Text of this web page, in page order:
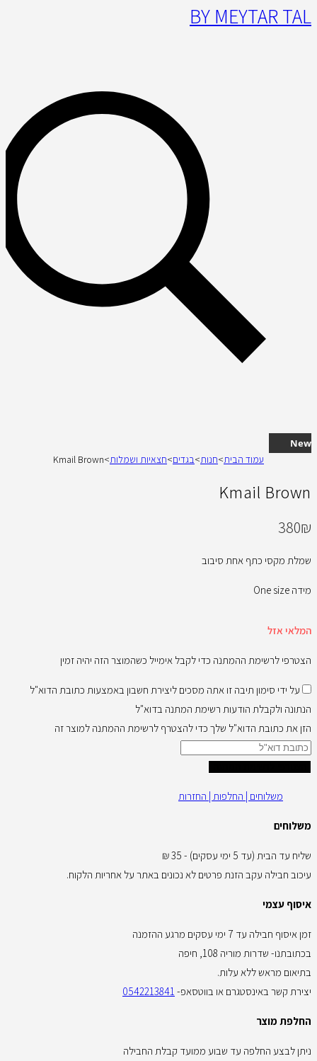
BY MEYTAR TAL
New
עמוד הבית>חנות>בגדים>חצאיות ושמלות>
Kmail Brown
Kmail Brown
380₪
שמלת מקסי כתף אחת סיבוב
מידה One size
המלאי אזל
הצטרפי לרשימת ההמתנה כדי לקבל אימייל כשהמוצר הזה יהיה זמין
על ידי סימון תיבה זו אתה מסכים ליצירת חשבון באמצעות כתובת הדוא"ל
הנתונה ולקבלת הודעות רשימת המתנה בדוא"ל
הזן את כתובת הדוא"ל שלך כדי להצטרף לרשימת ההמתנה למוצר זה
משלוחים | החלפות | החזרות
משלוחים
שליח עד הבית (עד 5 ימי עסקים) - 35 ₪
עיכוב חבילה עקב הזנת פרטים לא נכונים באתר על אחריות הלקוח.
איסוף עצמי
זמן איסוף חבילה עד 7 ימי עסקים מרגע ההזמנה
בכתובתנו- שדרות מוריה 108, חיפה
בתיאום מראש ללא עלות.
יצירת קשר באינסטגרם או בווטסאפ- 0542213841
החלפת מוצר
ניתן לבצע החלפה עד שבוע ממועד קבלת החבילה